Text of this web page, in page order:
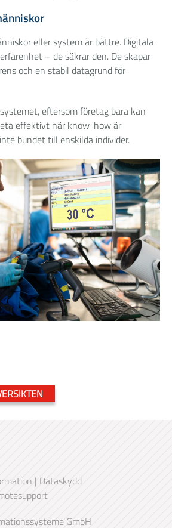
eller system är bättre. Digitala
– de säkrar den. De skapar
och en stabil datagrund för
eftersom företag bara kan
effektivt när know-how är
bundet till enskilda individer.
| Dataskydd
GmbH